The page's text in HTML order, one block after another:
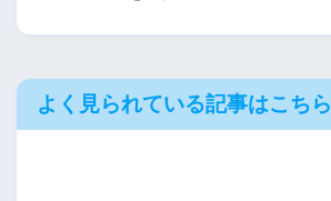
よく見られている記事はこちら